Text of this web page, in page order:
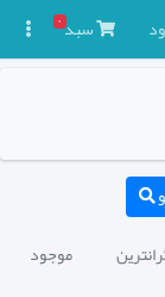
سبد۰
موجود